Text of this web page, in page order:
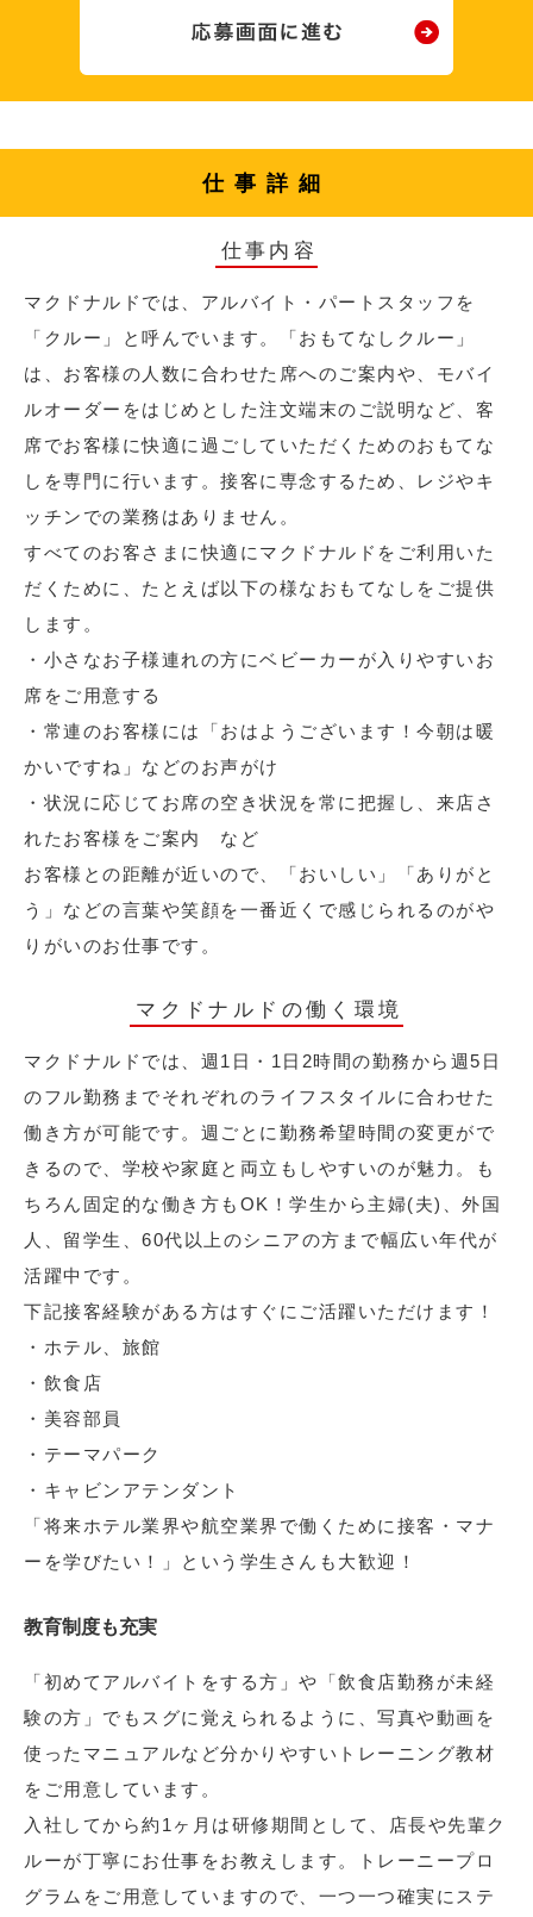
仕事詳細
仕事内容
マクドナルドでは、アルバイト・パートスタッフを
「クルー」と呼んでいます。「おもてなしクルー」
は、お客様の人数に合わせた席へのご案内や、モバイ
ルオーダーをはじめとした注文端末のご説明など、客
席でお客様に快適に過ごしていただくためのおもてな
しを専門に行います。接客に専念するため、レジやキ
ッチンでの業務はありません。
すべてのお客さまに快適にマクドナルドをご利用いた
だくために、たとえば以下の様なおもてなしをご提供
します。
・小さなお子様連れの方にベビーカーが入りやすいお
席をご用意する
・常連のお客様には「おはようございます！今朝は暖
かいですね」などのお声がけ
・状況に応じてお席の空き状況を常に把握し、来店さ
れたお客様をご案内 など
お客様との距離が近いので、「おいしい」「ありがと
う」などの言葉や笑顔を一番近くで感じられるのがや
りがいのお仕事です。
マクドナルドの働く環境
マクドナルドでは、週1日・1日2時間の勤務から週5日
のフル勤務までそれぞれのライフスタイルに合わせた
働き方が可能です。週ごとに勤務希望時間の変更がで
きるので、学校や家庭と両立もしやすいのが魅力。も
ちろん固定的な働き方もOK！学生から主婦(夫)、外国
人、留学生、60代以上のシニアの方まで幅広い年代が
活躍中です。
下記接客経験がある方はすぐにご活躍いただけます！
・ホテル、旅館
・飲食店
・美容部員
・テーマパーク
・キャビンアテンダント
「将来ホテル業界や航空業界で働くために接客・マナ
ーを学びたい！」という学生さんも大歓迎！
教育制度も充実
「初めてアルバイトをする方」や「飲食店勤務が未経
験の方」でもスグに覚えられるように、写真や動画を
使ったマニュアルなど分かりやすいトレーニング教材
をご用意しています。
入社してから約1ヶ月は研修期間として、店長や先輩ク
ルーが丁寧にお仕事をお教えします。トレーニープロ
グラムをご用意していますので、一つ一つ確実にステ